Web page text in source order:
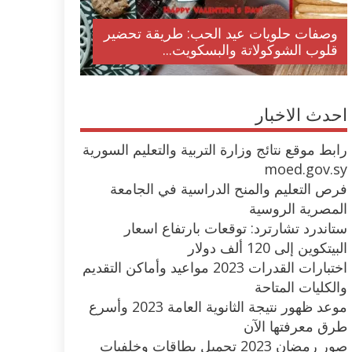
وصفات حلويات عيد الحب: طريقة تحضير
قلوب الشوكولاتة والبسكويت...
احدث الاخبار
رابط موقع نتائج وزارة التربية والتعليم السورية
moed.gov.sy
فرص التعليم والمنح الدراسية في الجامعة
المصرية الروسية
ستاندرد تشارترد: توقعات بارتفاع اسعار
البيتكوين إلى 120 ألف دولار
اختبارات القدرات 2023 مواعيد وأماكن التقديم
والكليات المتاحة
موعد ظهور نتيجة الثانوية العامة 2023 وأسرع
طرق معرفتها الآن
صور رمضان 2023 تحميل بطاقات وخلفيات